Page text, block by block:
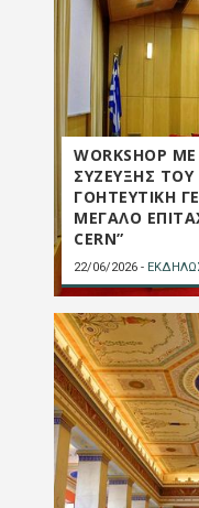
WORKSHOP
ΣΥΖΕΥΞΗΣ ΤΟΥ
ΓΟΗΤΕΥΤΙΚΗ
ΜΕΓΑΛΟ
CERN”
22/06/2026 -